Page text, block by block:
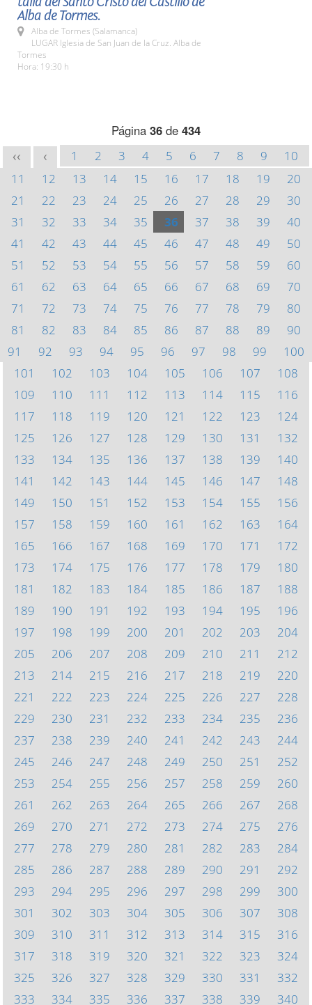
Alba de Tormes.
Alba de Tormes (Salamanca)
LUGAR Iglesia de San Juan de la Cruz. Alba de
Tormes
Hora: 19:30 h
Página 36 de 434
<< < 1 2 3 4 5 6 7 8 9
10
11
12 13 14 15 16 17 18 19
20
21
22 23 24 25 26 27 28 29
30
31
32 33 34 35 36 37 38 39
40
41
42 43 44 45 46 47 48 49
50
51
52 53 54 55 56 57 58 59
60
61
62 63 64 65 66 67 68 69
70
71
72 73 74 75 76 77 78 79
80
81
82 83 84 85 86 87 88 89
90
91
92 93 94 95 96 97 98 99
100
101
102 103 104 105 106 107
108
109
110 111 112 113 114 115
116
117
118 119 120 121 122 123
124
125
126 127 128 129 130 131
132
133
134 135 136 137 138 139
140
141
142 143 144 145 146 147
148
149
150 151 152 153 154 155
156
157
158 159 160 161 162 163
164
165
166 167 168 169 170 171
172
173
174 175 176 177 178 179
180
181
182 183 184 185 186 187
188
189
190 191 192 193 194 195
196
197
198 199 200 201 202 203
204
205
206 207 208 209 210 211
212
213
214 215 216 217 218 219
220
221
222 223 224 225 226 227
228
229
230 231 232 233 234 235
236
237
238 239 240 241 242 243
244
245
246 247 248 249 250 251
252
253
254 255 256 257 258 259
260
261
262 263 264 265 266 267
268
269
270 271 272 273 274 275
276
277
278 279 280 281 282 283
284
285
286 287 288 289 290 291
292
293
294 295 296 297 298 299
300
301
302 303 304 305 306 307
308
309
310 311 312 313 314 315
316
317
318 319 320 321 322 323
324
325
326 327 328 329 330 331
332
333
334 335 336 337 338 339 340